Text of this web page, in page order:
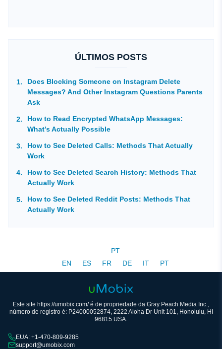
ÚLTIMOS POSTS
Does Blocking Someone on Instagram Delete
Messages? And Other Instagram Questions Parents
Ask
How to Read Encrypted WhatsApp Messages:
What’s Actually Possible
How to See Deleted Calls: Methods That Actually
Work
How to See Deleted Search History: Methods That
Actually Work
How to See Deleted Reddit Posts: Methods That
Actually Work
PT
EN
ES FR DE IT PT
Este site https://umobix.com/ é de propriedade da Gray Peach Media Inc.,
número de registro é: P24000052874, 2222 Aloha Dr Unit 101, Honolulu, HI
96815 USA.
EUA: +1-470-809-9285
support@umobix.com